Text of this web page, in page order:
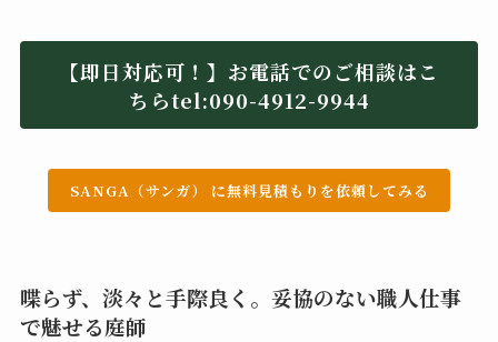
【即日対応可！】お電話でのご相談はこ
ちらtel:090-4912-9944
SANGA（サンガ） に無料見積もりを依頼してみる
喋らず、淡々と手際良く。妥協のない職人仕事
で魅せる庭師